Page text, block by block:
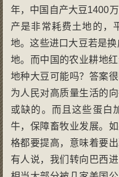
年，中国自产大豆1400
产是非常耗费土地的，
地。这些进口大豆若是
地。而中国的农业耕地
地种大豆可能吗？答案
为人民对高质量生活的
或缺的。而且这些蛋白
牛，保障畜牧业发展。
格都要提高，意味着要
有人说，我们转向巴西